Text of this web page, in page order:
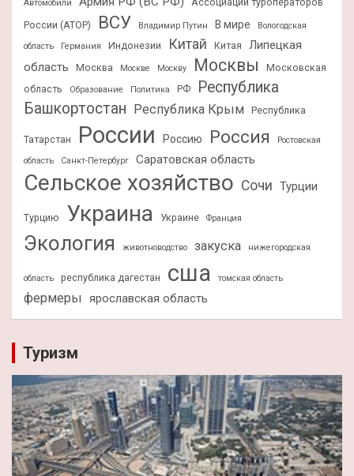
Автомобили
России (АТОР)
ВСУ Владимир Путин В мире
Вологодская
область
Германия Индонезии Китай Китая
Липецкая
область
Москва Москве Москву Москвы
Московская
область
Образование Политика РФ
Республика
Башкортостан
Республика Крым Республика
Татарстан России Россию Россия
Ростовская
область
Санкт-Петербург Саратовская область
Сельское хозяйство Сочи Турции
Турцию Украина Украине Франция
Экология животноводство закуска нижегородская
область республика дагестан сша томская область
фермеры ярославская область
Туризм